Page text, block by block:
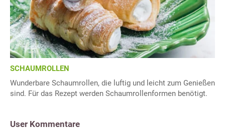
SCHAUMROLLEN
Wunderbare Schaumrollen, die luftig und leicht zum Genießen
sind. Für das Rezept werden Schaumrollenformen benötigt.
User Kommentare